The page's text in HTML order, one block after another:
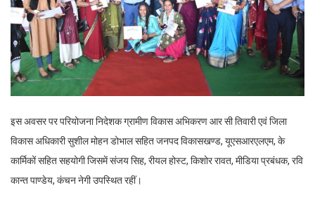
इस अवसर पर परियोजना निदेशक ग्रामीण विकास अभिकरण आर सी तिवारी एवं जिला
विकास अधिकारी सुशील मोहन डोभाल सहित जनपद विकासखण्ड, यूएसआरएलएम, के
कार्मिकों सहित सहयोगी जिसमें संजय सिह, रीयल होस्ट, किशोर रावत, मीडिया प्रबंधक, रवि
कान्त पाण्डेय, कंचन नेगी उपस्थित रहीं।